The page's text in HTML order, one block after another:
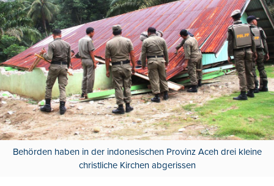
Behörden haben in der indonesischen Provinz Aceh drei kleine
christliche Kirchen abgerissen